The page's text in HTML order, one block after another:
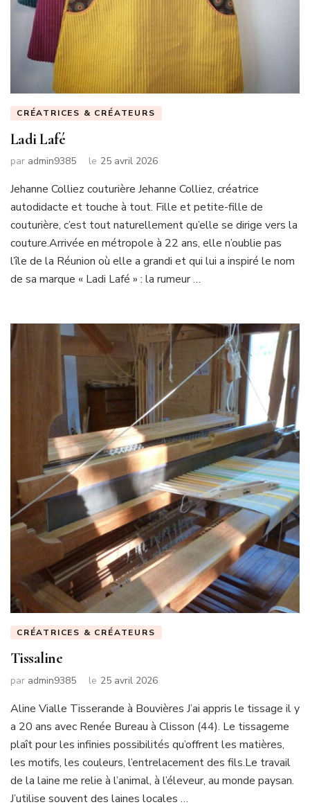
CRÉATRICES & CRÉATEURS
Ladi Lafé
par admin9385 le 25 avril 2026
Jehanne Colliez couturière Jehanne Colliez, créatrice
autodidacte et touche à tout. Fille et petite-fille de
couturière, c’est tout naturellement qu’elle se dirige vers la
couture.Arrivée en métropole à 22 ans, elle n’oublie pas
l’île de la Réunion où elle a grandi et qui lui a inspiré le nom
de sa marque « Ladi Lafé » : la rumeur …
CRÉATRICES & CRÉATEURS
Tissaline
par admin9385 le 25 avril 2026
Aline Vialle Tisserande à Bouvières J’ai appris le tissage il y
a 20 ans avec Renée Bureau à Clisson (44). Le tissageme
plaît pour les infinies possibilités qu’offrent les matières,
les motifs, les couleurs, l’entrelacement des fils.Le travail
de la laine me relie à l’animal, à l’éleveur, au monde paysan.
J’utilise souvent des laines locales …